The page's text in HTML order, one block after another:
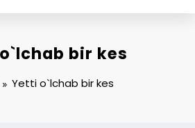
bir kes
Yetti o`lchab bir kes